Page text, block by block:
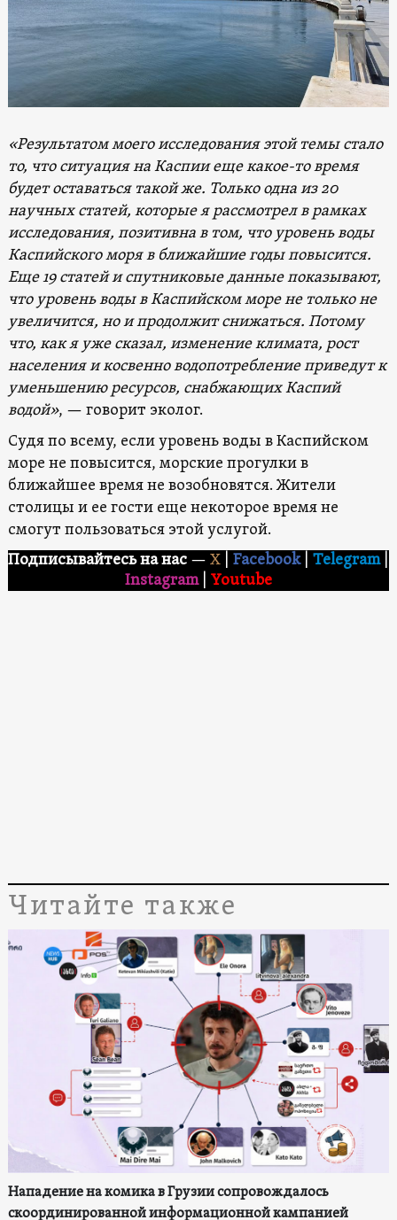
«Результатом моего исследования этой темы стало
то, что ситуация на Каспии еще какое-то время
будет оставаться такой же. Только одна из 20
научных статей, которые я рассмотрел в рамках
исследования, позитивна в том, что уровень воды
Каспийского моря в ближайшие годы повысится.
Еще 19 статей и спутниковые данные показывают,
что уровень воды в Каспийском море не только не
увеличится, но и продолжит снижаться. Потому
что, как я уже сказал, изменение климата, рост
населения и косвенно водопотребление приведут к
уменьшению ресурсов, снабжающих Каспий
водой», — говорит эколог.
Судя по всему, если уровень воды в Каспийском
море не повысится, морские прогулки в
ближайшее время не возобновятся. Жители
столицы и ее гости еще некоторое время не
смогут пользоваться этой услугой.
Подписывайтесь на нас — X Facebook Telegram|
Instagram
Youtube
Читайте также
Нападение на комика в Грузии сопровождалось
скоординированной информационной кампанией